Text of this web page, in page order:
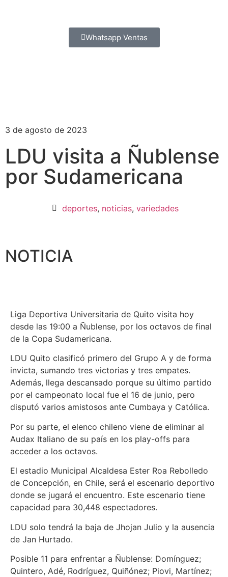
Whatsapp Ventas
3 de agosto de 2023
LDU visita a Ñublense
por Sudamericana
deportes, noticias, variedades
NOTICIA
Liga Deportiva Universitaria de Quito visita hoy
desde las 19:00 a Ñublense, por los octavos de final
de la Copa Sudamericana.
LDU Quito clasificó primero del Grupo A y de forma
invicta, sumando tres victorias y tres empates.
Además, llega descansado porque su último partido
por el campeonato local fue el 16 de junio, pero
disputó varios amistosos ante Cumbaya y Católica.
Por su parte, el elenco chileno viene de eliminar al
Audax Italiano de su país en los play-offs para
acceder a los octavos.
El estadio Municipal Alcaldesa Ester Roa Rebolledo
de Concepción, en Chile, será el escenario deportivo
donde se jugará el encuentro. Este escenario tiene
capacidad para 30,448 espectadores.
LDU solo tendrá la baja de Jhojan Julio y la ausencia
de Jan Hurtado.
Posible 11 para enfrentar a Ñublense: Domínguez;
Quintero, Adé, Rodríguez, Quiñónez; Piovi, Martínez;